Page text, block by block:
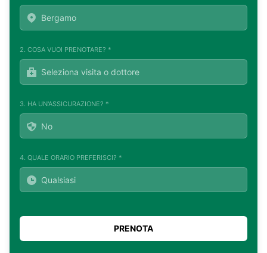
2. COSA VUOI PRENOTARE? *
3. HA UN'ASSICURAZIONE? *
4. QUALE ORARIO PREFERISCI? *